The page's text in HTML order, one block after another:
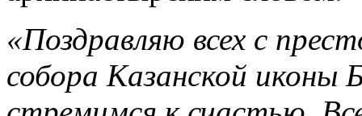
«Поздравляю всех с
собора Казанской